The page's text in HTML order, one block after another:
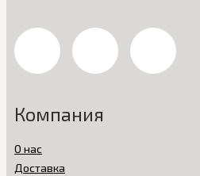
Компания
О нас
Доставка